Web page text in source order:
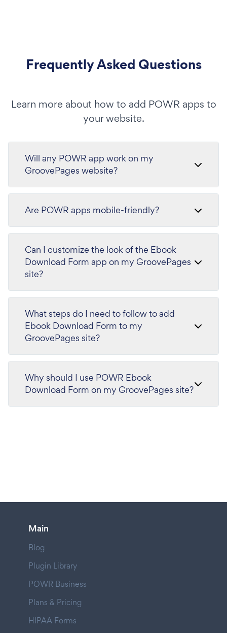
Frequently Asked Questions
Learn more about how to add POWR apps to
your website.
Will any POWR app work on my
GroovePages website?
Are POWR apps mobile-friendly?
Can I customize the look of the Ebook
Download Form app on my GroovePages
site?
What steps do I need to follow to add
Ebook Download Form to my
GroovePages site?
Why should I use POWR Ebook
Download Form on my GroovePages site?
Main
Blog
Plugin Library
POWR Business
Plans & Pricing
HIPAA Forms